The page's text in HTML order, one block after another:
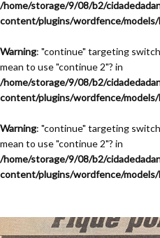
/home/storage/9/08/b2/
content/plugins/wordfence/
Warning: "continue" targeting
mean to use "continue 2"? in
/home/storage/9/08/b2/
content/plugins/wordfence/
Warning: "continue" targeting
mean to use "continue 2"? in
/home/storage/9/08/b2/
content/plugins/wordfence/
Festival de Dança de